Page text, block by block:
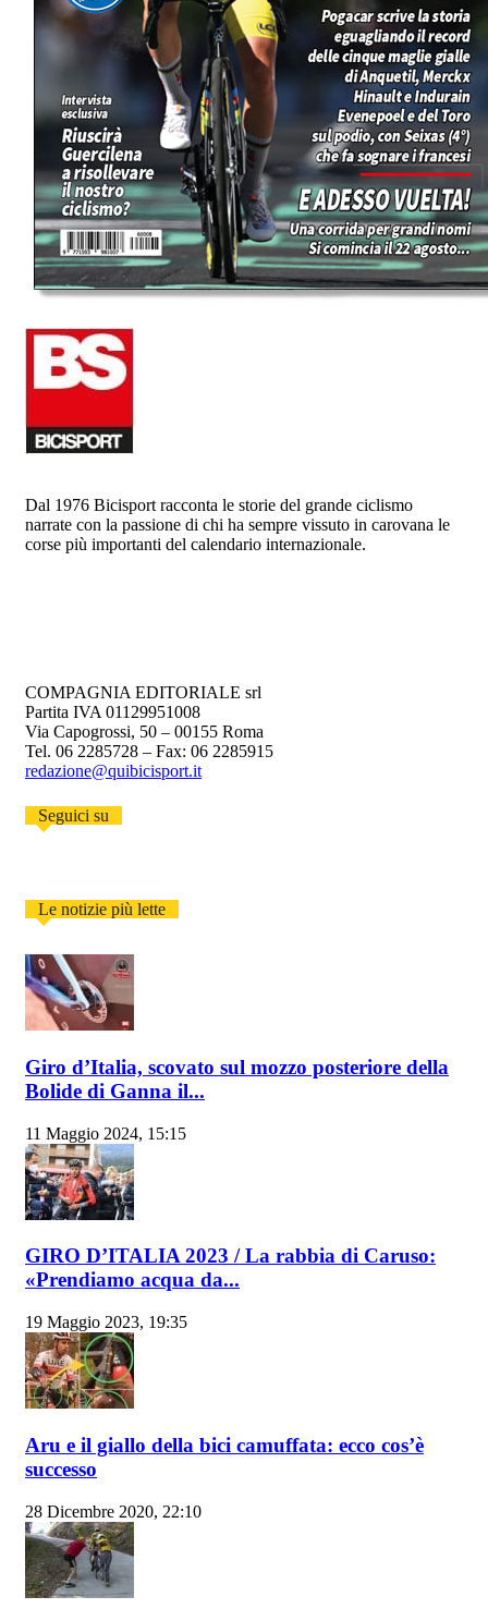
Dal 1976 Bicisport racconta le storie del grande ciclismo
narrate con la passione di chi ha sempre vissuto in carovana le
corse più importanti del calendario internazionale.
COMPAGNIA EDITORIALE srl
Partita IVA 01129951008
Via Capogrossi, 50 – 00155 Roma
Tel. 06 2285728 – Fax: 06 2285915
redazione@quibicisport.it
Seguici su
Le notizie più lette
Giro d’Italia, scovato sul mozzo posteriore della
Bolide di Ganna il...
11 Maggio 2024, 15:15
GIRO D’ITALIA 2023 / La rabbia di Caruso:
«Prendiamo acqua da...
19 Maggio 2023, 19:35
Aru e il giallo della bici camuffata: ecco cos’è
successo
28 Dicembre 2020, 22:10